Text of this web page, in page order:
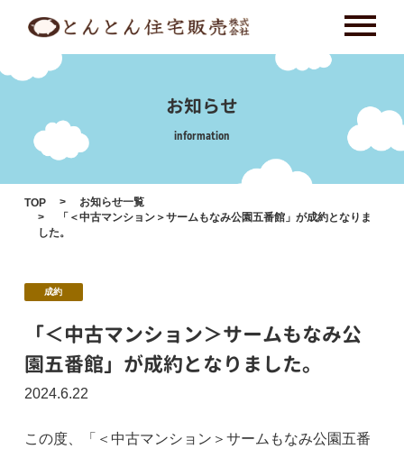
content
お知らせ
information
TOP
お知らせ一覧
「＜中古マンション＞サームもなみ公園五番館」が成約となりま
した。
成約
「＜中古マンション＞サームもなみ公
園五番館」が成約となりました。
2024.6.22
この度、「＜中古マンション＞サームもなみ公園五番